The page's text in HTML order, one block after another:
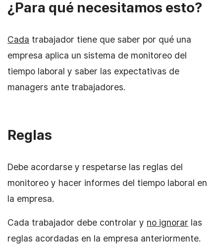
¿Para qué necesitamos esto?
Cada trabajador tiene que saber por qué una
empresa aplica un sistema de monitoreo del
tiempo laboral y saber las expectativas de
managers ante trabajadores.
Reglas
Debe acordarse y respetarse las reglas del
monitoreo y hacer informes del tiempo laboral en
la empresa.
Cada trabajador debe controlar y no ignorar las
reglas acordadas en la empresa anteriormente.